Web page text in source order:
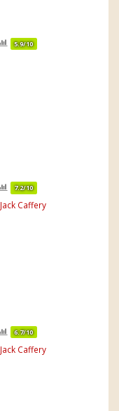
5.9/10
7.2/10
Jack Caffery
6.7/10
Jack Caffery